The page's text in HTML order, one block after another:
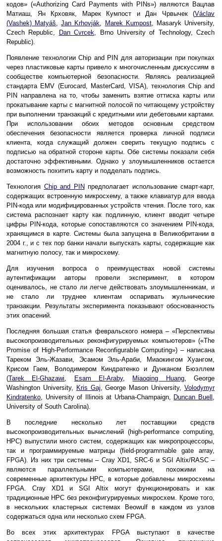
кодов» («Authorizing Card Payments with PINs») являются Вацлав
Матиаш, Ян Крховяк, Марек Кумпост и Дан Чрвычек (Václav
(Vashek) Matyáš,Jan Krhovják, Marek Kumpost, Masaryk University,
Czech Republic,
Dan Cvrcek, Brno University of Technology, Czech
Republic).
Появление технологии Chip and PIN для авторизации при покупках
через пластиковые карты привело к многочисленным дискуссиям в
сообществе компьютерной безопасности. Являясь реализацией
стандарта EMV (Eurocard, MasterCard, VISA), технология Chip and
PIN направлена на то, чтобы заменить взятие оттиска карты или
прокатывание карты с магнитной полосой по читающему устройству
при выполнении транзакций с кредитными или дебетовыми картами.
При использовании обоих методов основным средством
обеспечения безопасности является проверка личной подписи
клиента, когда служащий должен сверить текущую подпись с
подписью на обратной стороне карты. Обе системы показали себя
достаточно эффективными. Однако у злоумышленников остается
возможность похитить карту и подделать подпись.
Технология Chip and PIN предполагает использование смарт-карт,
содержащих встроенную микросхему, а также клавиатур для ввода
PIN-кода или модифицированных устройств чтения. После того, как
система распознает карту как подлинную, клиент вводит четыре
цифры PIN-кода, которые сопоставляются со значением PIN-кода,
хранящимся в карте. Системы была запущена в Великобритании в
2004 г., и с тех пор банки начали выпускать карты, содержащие как
магнитную полосу, так и микросхему.
Для изучения вопроса о преимуществах новой системы
аутентификации авторы провели эксперимент, в котором
оценивалось, не стало ли легче действовать злоумышленникам, и
не стало ли труднее клиентам оспаривать жульнические
транзакции. Результаты эксперимента показывают обоснованность
этих опасений.
Последняя большая статья февральского номера – «Перспективы
высокопроизводительных реконфигурируемых компьютеров» («The
Promise of High-Performance Reconfigurable Computing») – написана
Тареком Эль-Жазави, Эсамом Эль-Араби, Миаокингом Хуангом,
Крисом Гаем, Володимером Киндратенко и Дунканом Бюэллем
(Tarek El-Ghazawi, Esam El-Araby, Miaoqing Huang, George
Washington University, Kris Gaj, George Mason University,Volodymyr
Kindratenko, University of Illinois at Urbana-Champaign, Duncan Buell ,
University of South Carolina).
В последние несколько лет поставщики средств
высокопроизводительных вычислений (high-performance computing,
HPC) выпустили много систем, содержащих как микропроцессоры,
так и программируемые матрицы (field-programmable gate array,
FPGA). Из них три системы – Cray XD1, SRC-6 и SGI Altix/RASC –
являются параллельными компьютерами, похожими на
современные архитектуры HPC, в которые добавлены микросхемы
FPGA. Cray XD1 и SGI Altix могут функционировать и как
традиционные HPC без реконфигурируемых микросхем. Кроме того,
в нескольких кластерных системах Beowulf в каждом из узлов
содержаться одна или несколько схем FPGA.
Во всех этих архитектурах FPGA выступают в качестве